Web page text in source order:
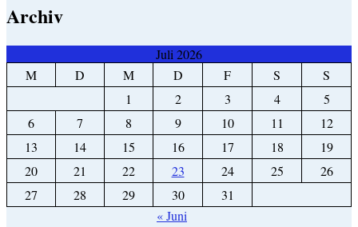
Archiv
Juli 2026
M
D M D F S
S
1
2 3 4
5
6
7 8 9 10 11
12
13
14 15 16 17 18
19
20
21 22 23 24 25
26
27
28 29 30
31
« Juni